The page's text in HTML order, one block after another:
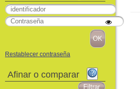
Restablecer contraseña
Afinar o comparar